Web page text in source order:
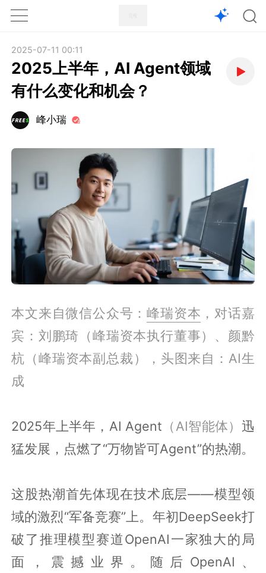
1X
2025-07-11 00:11
2025上半年，AI Agent领域
有什么变化和机会？
峰小瑞
本文来自微信公众号：峰瑞资本 ，对话嘉
宾：刘鹏琦（峰瑞资本执行董事）、颜黔
杭（峰瑞资本副总裁），头图来自：AI生
成
2025年上半年，AI Agent （AI智能体） 迅
猛发展，点燃了“万物皆可Agent”的热潮。
这股热潮首先体现在技术底层——模型领
域的激烈“军备竞赛”上。年初DeepSeek打
破了推理模型赛道OpenAI一家独大的局
面，震撼业界。随后OpenAI、